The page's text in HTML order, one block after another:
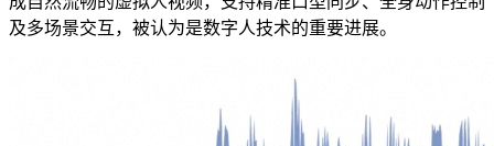
及多场景交互，被认为是数字人技术的重要进展。